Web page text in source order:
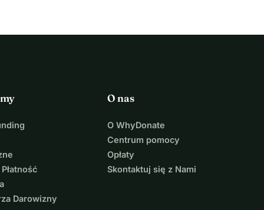
Darowizny
O nas
O WhyDonate
Centrum pomocy
Opłaty
Skontaktuj się z Nami